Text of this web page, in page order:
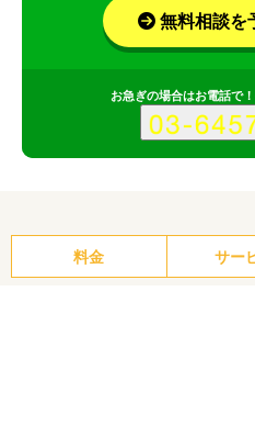
無料相談を
お急ぎの場合はお電話で
料金 サー